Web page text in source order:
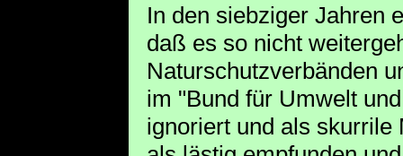
In den siebziger Jahren
daß es so nicht
Naturschutzverbänden
im "Bund für Umwelt
ignoriert und als